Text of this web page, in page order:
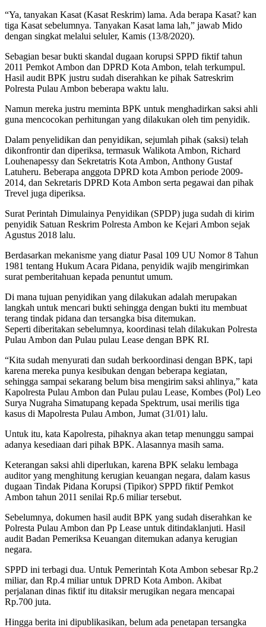
“Ya, tanyakan Kasat (Kasat Reskrim) lama. Ada berapa Kasat? kan
tiga Kasat sebelumnya. Tanyakan Kasat lama lah,” jawab Mido
dengan singkat melalui seluler, Kamis (13/8/2020).
Sebagian besar bukti skandal dugaan korupsi SPPD fiktif tahun
2011 Pemkot Ambon dan DPRD Kota Ambon, telah terkumpul.
Hasil audit BPK justru sudah diserahkan ke pihak Satreskrim
Polresta Pulau Ambon beberapa waktu lalu.
Namun mereka justru meminta BPK untuk menghadirkan saksi ahli
guna mencocokan perhitungan yang dilakukan oleh tim penyidik.
Dalam penyelidikan dan penyidikan, sejumlah pihak (saksi) telah
dikonfrontir dan diperiksa, termasuk Walikota Ambon, Richard
Louhenapessy dan Sekretatris Kota Ambon, Anthony Gustaf
Latuheru. Beberapa anggota DPRD kota Ambon periode 2009-
2014, dan Sekretaris DPRD Kota Ambon serta pegawai dan pihak
Trevel juga diperiksa.
Surat Perintah Dimulainya Penyidikan (SPDP) juga sudah di kirim
penyidik Satuan Reskrim Polresta Ambon ke Kejari Ambon sejak
Agustus 2018 lalu.
Berdasarkan mekanisme yang diatur Pasal 109 UU Nomor 8 Tahun
1981 tentang Hukum Acara Pidana, penyidik wajib mengirimkan
surat pemberitahuan kepada penuntut umum.
Di mana tujuan penyidikan yang dilakukan adalah merupakan
langkah untuk mencari bukti sehingga dengan bukti itu membuat
terang tindak pidana dan tersangka bisa ditemukan.
Seperti diberitakan sebelumnya, koordinasi telah dilakukan Polresta
Pulau Ambon dan Pulau pulau Lease dengan BPK RI.
“Kita sudah menyurati dan sudah berkoordinasi dengan BPK, tapi
karena mereka punya kesibukan dengan beberapa kegiatan,
sehingga sampai sekarang belum bisa mengirim saksi ahlinya,” kata
Kapolresta Pulau Ambon dan Pulau pulau Lease, Kombes (Pol) Leo
Surya Nugraha Simatupang kepada Spektrum, usai merilis tiga
kasus di Mapolresta Pulau Ambon, Jumat (31/01) lalu.
Untuk itu, kata Kapolresta, pihaknya akan tetap menunggu sampai
adanya kesediaan dari pihak BPK. Alasannya masih sama.
Keterangan saksi ahli diperlukan, karena BPK selaku lembaga
auditor yang menghitung kerugian keuangan negara, dalam kasus
dugaan Tindak Pidana Korupsi (Tipikor) SPPD fiktif Pemkot
Ambon tahun 2011 senilai Rp.6 miliar tersebut.
Sebelumnya, dokumen hasil audit BPK yang sudah diserahkan ke
Polresta Pulau Ambon dan Pp Lease untuk ditindaklanjuti. Hasil
audit Badan Pemeriksa Keuangan ditemukan adanya kerugian
negara.
SPPD ini terbagi dua. Untuk Pemerintah Kota Ambon sebesar Rp.2
miliar, dan Rp.4 miliar untuk DPRD Kota Ambon. Akibat
perjalanan dinas fiktif itu ditaksir merugikan negara mencapai
Rp.700 juta.
Hingga berita ini dipublikasikan, belum ada penetapan tersangka